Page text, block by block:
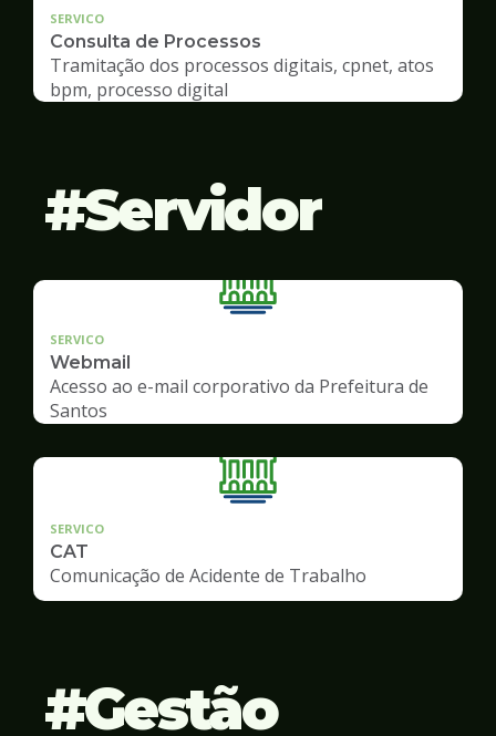
SERVICO
Consulta de Processos
Tramitação dos processos digitais, cpnet, atos
bpm, processo digital
Servidor
SERVICO
Webmail
Acesso ao e-mail corporativo da Prefeitura de
Santos
SERVICO
CAT
Comunicação de Acidente de Trabalho
Gestão